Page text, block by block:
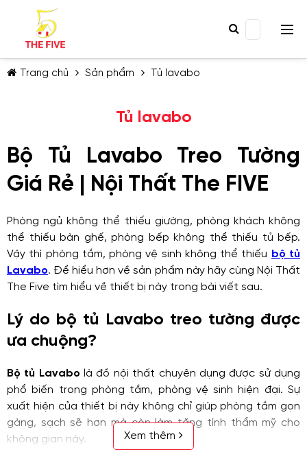
TIẾP TỤC MUA HÀNG
Trang chủ Sản phẩm Tủ lavabo
Tủ lavabo
Bộ Tủ Lavabo Treo Tường
Giá Rẻ | Nội Thất The FIVE
Phòng ngủ không thể thiếu giường, phòng khách không
thể thiếu bàn ghế, phòng bếp không thể thiếu tủ bếp.
Vậy thì phòng tắm, phòng vệ sinh không thể thiếu bộ tủ
Lavabo. Để hiểu hơn về sản phẩm này hãy cùng Nội Thất
The Five tìm hiểu về thiết bị này trong bài viết sau.
Lý do bộ tủ Lavabo treo tường được
ưa chuộng?
Bộ tủ Lavabo là đồ nội thất chuyên dụng được sử dụng
phổ biến trong phòng tắm, phòng vệ sinh hiện đại. Sự
xuất hiện của thiết bị này không chỉ giúp phòng tắm gọn
gàng, sạch sẽ hơn mà còn làm tăng tính thẩm mỹ cho
không gian này.
Xem thêm